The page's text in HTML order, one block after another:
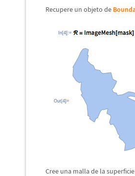
Recupere un objeto de
In[4]:=
Out[4]=
Cree una malla de la